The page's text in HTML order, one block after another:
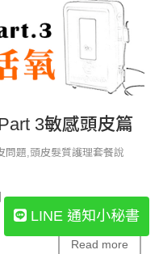
LINE 通知小秘書
3敏感頭皮篇
問題,頭皮髮質護理套餐說
Read more